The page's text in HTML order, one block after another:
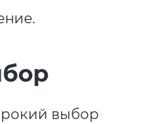
выбор